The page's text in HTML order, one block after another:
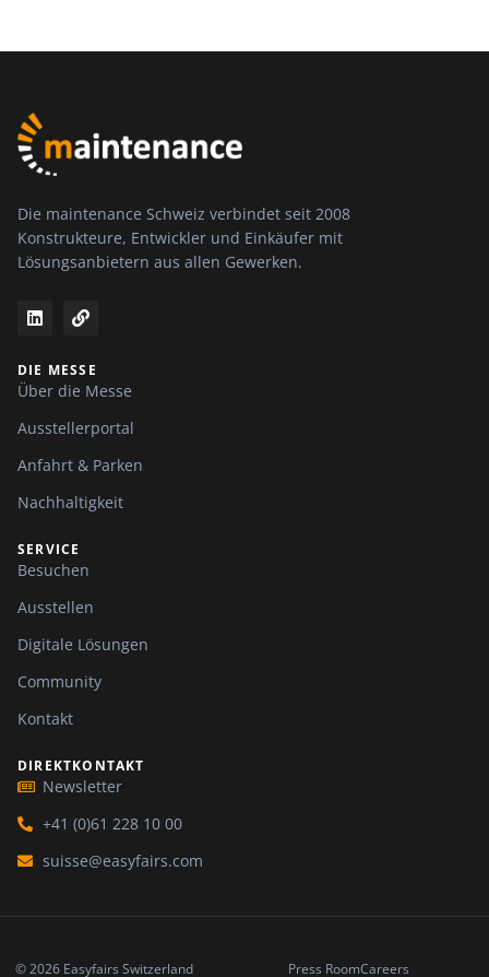
Die maintenance Schweiz verbindet seit 2008
Konstrukteure, Entwickler und Einkäufer mit
Lösungsanbietern aus allen Gewerken.
DIE MESSE
Über die Messe
Ausstellerportal
Anfahrt & Parken
Nachhaltigkeit
SERVICE
Besuchen
Ausstellen
Digitale Lösungen
Community
Kontakt
DIREKTKONTAKT
Newsletter
+41 (0)61 228 10 00
suisse@easyfairs.com
© 2026 Easyfairs Switzerland Press RoomCareers